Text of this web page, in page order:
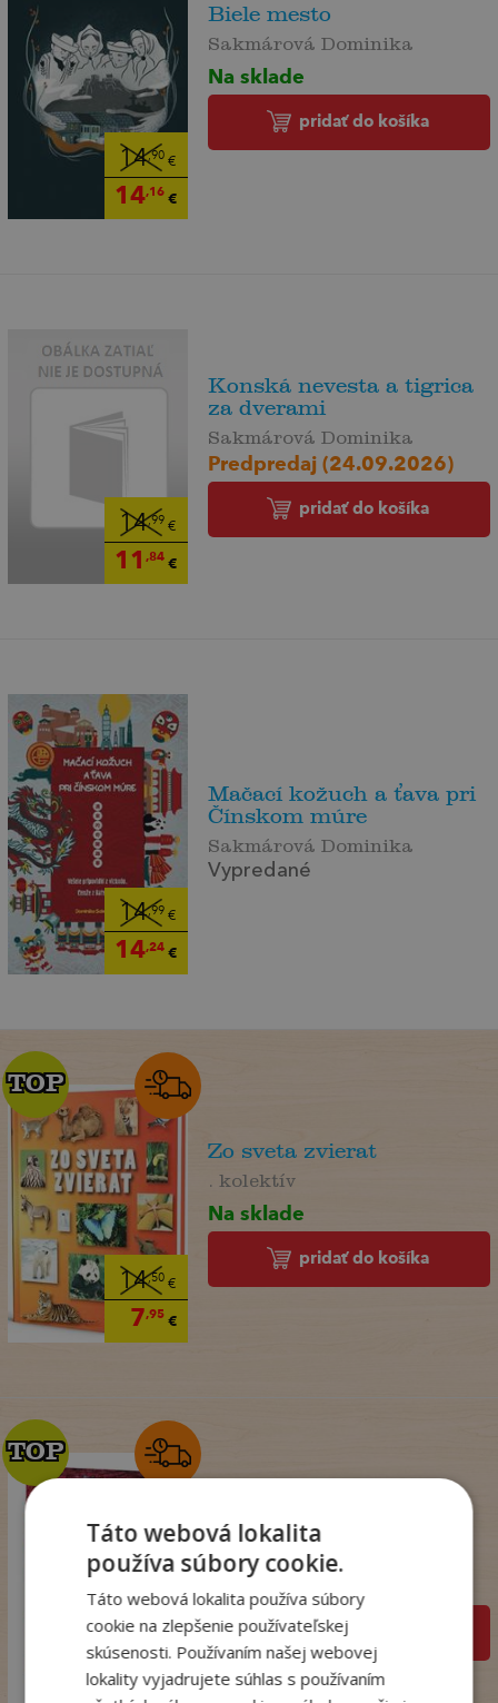
14,90€
14,16€
Biele mesto
Sakmárová Dominika
Na sklade
pridať do košíka
14,99 €
11 ,84€
Konská nevesta a tigrica
za dverami
Sakmárová Dominika
Predpredaj (24.09.2026)
pridať do košíka
14,99 €
14,24€
Mačací kožuch a ťava pri
Čínskom múre
Sakmárová Dominika
Vypredané
14,50€
7,95€
TOP
TOP
Zo sveta zvierat
. kolektív
Na sklade
pridať do košíka
18 €
14,98€
TOP
TOP
lásky
Winterová Lea
Na sklade
pridať do košíka
Táto webová lokalita
používa súbory cookie.
Táto webová lokalita používa súbory
cookie na zlepšenie používateľskej
skúsenosti. Používaním našej webovej
lokality vyjadrujete súhlas s používaním